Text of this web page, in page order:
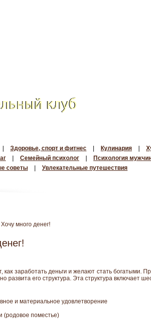
Здоровье, спорт и фитнес Кулинария
Семейный психолог Психология
советы Увлекательные путешествия
много денег!
заработать деньги и желают стать богатыми.
развита его структура. Эта структура включает
и материальное удовлетворение
(родовое поместье)